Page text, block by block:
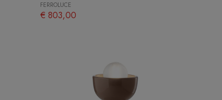
FERROLUCE
€ 803,00